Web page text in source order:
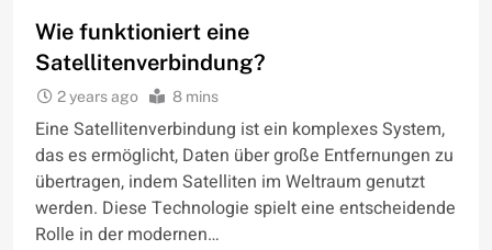
Wie funktioniert eine
Satellitenverbindung?
2 years ago 8 mins
Eine Satellitenverbindung ist ein komplexes System,
das es ermöglicht, Daten über große Entfernungen zu
übertragen, indem Satelliten im Weltraum genutzt
werden. Diese Technologie spielt eine entscheidende
Rolle in der modernen…